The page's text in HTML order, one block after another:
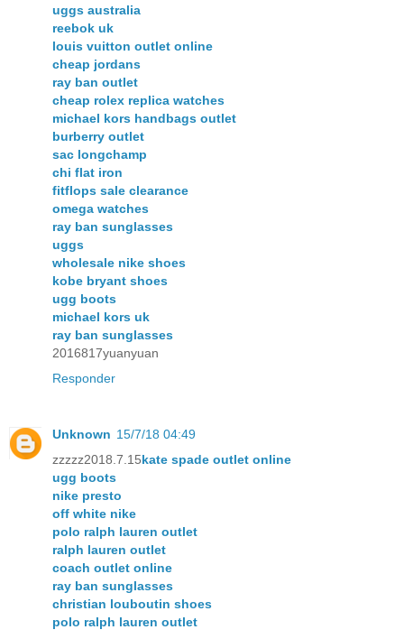
uggs australia
reebok uk
louis vuitton outlet online
cheap jordans
ray ban outlet
cheap rolex replica watches
michael kors handbags outlet
burberry outlet
sac longchamp
chi flat iron
fitflops sale clearance
omega watches
ray ban sunglasses
uggs
wholesale nike shoes
kobe bryant shoes
ugg boots
michael kors uk
ray ban sunglasses
2016817yuanyuan
Responder
Unknown 15/7/18 04:49
zzzzz2018.7.15kate spade outlet online
ugg boots
nike presto
off white nike
polo ralph lauren outlet
ralph lauren outlet
coach outlet online
ray ban sunglasses
christian louboutin shoes
polo ralph lauren outlet